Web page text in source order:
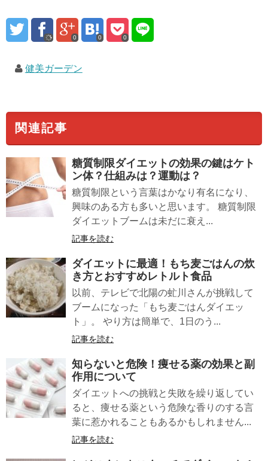
0 0 0
健美ガーデン
関連記事
糖質制限ダイエットの効果の鍵はケト
ン体？仕組みは？運動は？
糖質制限という言葉はかなり有名になり、
興味のある方も多いと思います。 糖質制限
ダイエットブームは未だに衰え...
記事を読む
ダイエットに最適！ もち麦ごはんの炊
き方とおすすめレトルト食品
以前、テレビで北陽の虻川さんが挑戦して
ブームになった「もち麦ごはんダイエッ
ト」。 やり方は簡単で、1日のう...
記事を読む
知らないと危険！ 痩せる薬の効果と副
作用について
ダイエットへの挑戦と失敗を繰り返してい
ると、痩せる薬という危険な香りのする言
葉に惹かれることもあるかもしれません...
記事を読む